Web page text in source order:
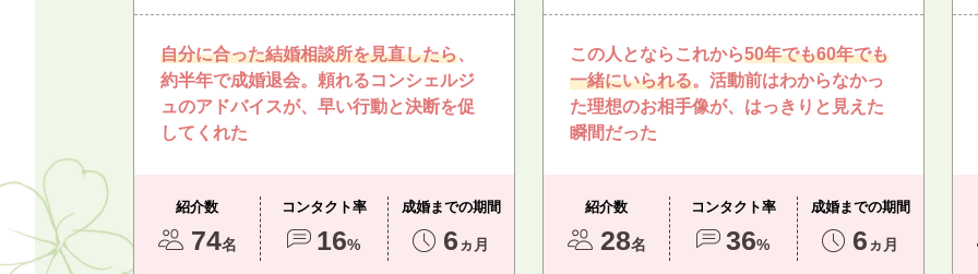
自分に合った結婚相談所を見直したら、
約半年で成婚退会。頼れるコンシェルジ
ュのアドバイスが、早い行動と決断を促
してくれた
紹介数
74名
コンタクト率
16%
成婚までの期間
6 ヵ月
この人とならこれから50年でも60年でも
一緒にいられる。活動前はわからなかっ
た理想のお相手像が、はっきりと見えた
瞬間だった
紹介数
28名
コンタクト率
36%
成婚までの期間
6 ヵ月